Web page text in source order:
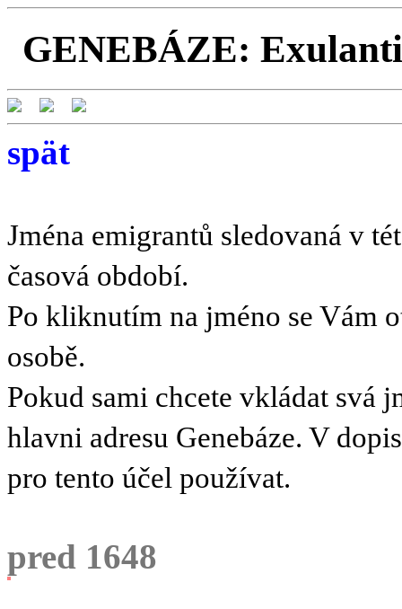
GENEBÁZE:
spät
Jména emigrantů sledovaná v
časová období.
Po kliknutím na jméno se Vám
osobě.
Pokud sami chcete vkládat svá
hlavni adresu Genebáze. V
pro tento účel používat.
pred 1648